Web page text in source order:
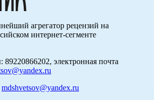
агрегатор рецензий на
интернет-сегменте
89220866202, электронная почта
mdshvetsov@yandex.ru